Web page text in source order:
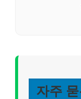
자주